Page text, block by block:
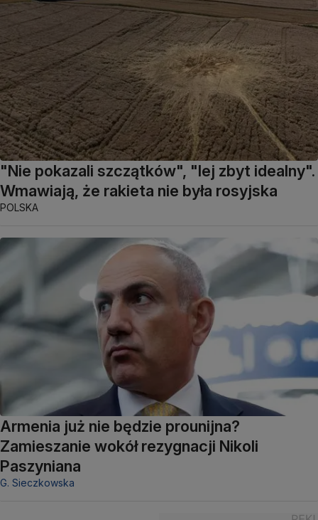
"Nie pokazali szczątków", "lej zbyt idealny".
Wmawiają, że rakieta nie była rosyjska
POLSKA
Armenia już nie będzie prounijna?
Zamieszanie wokół rezygnacji Nikoli
Paszyniana
G. Sieczkowska